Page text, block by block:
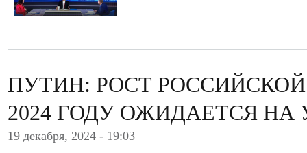
ПУТИН: РОСТ
2024 ГОДУ ОЖИДАЕТСЯ НА
19 декабря, 2024 - 19:03